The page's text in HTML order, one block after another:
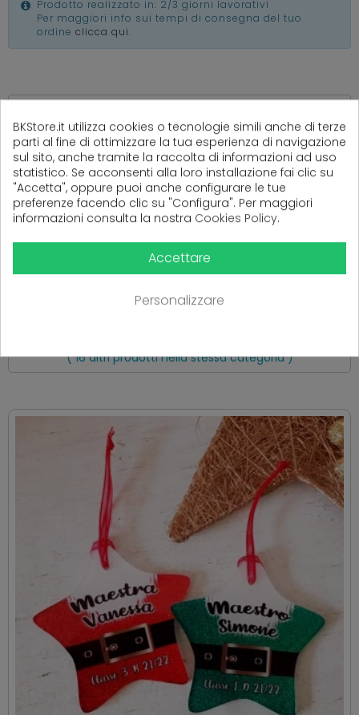
Prodotto realizzato in: 2/3 giorni lavorativi
Per maggiori info sui tempi di consegna del tuo
ordine clicca qui.
(0Recensioni)
Ancora nessuna recensione da parte degli utenti.
( 16 altri prodotti nella stessa categoria )
BKStore.it utilizza cookies o tecnologie simili anche di terze
parti al fine di ottimizzare la tua esperienza di navigazione
sul sito, anche tramite la raccolta di informazioni ad uso
statistico. Se acconsenti alla loro installazione fai clic su
"Accetta", oppure puoi anche configurare le tue
preferenze facendo clic su "Configura". Per maggiori
informazioni consulta la nostra Cookies Policy.
Accettare
Personalizzare